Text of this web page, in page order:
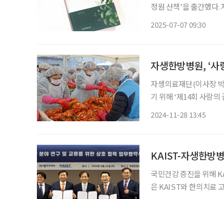
정원 산책’을 출간했다
2025-07-07 09:30
자생한방병원, ‘사
자생의료재단(이사장
기 위해 ‘제14회 사랑의 김장김치
2024-11-28 13:45
KAIST-자생한방
국민건강 증진을 위해
은 KAIST와 한의치료